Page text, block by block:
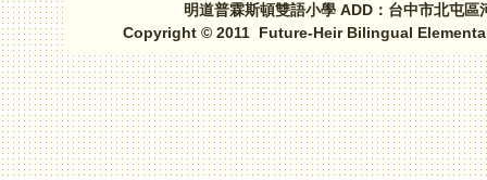
明道普霖斯頓雙語小學 ADD：台中市北屯
Copyright © 2011 Future-Heir Bilingual